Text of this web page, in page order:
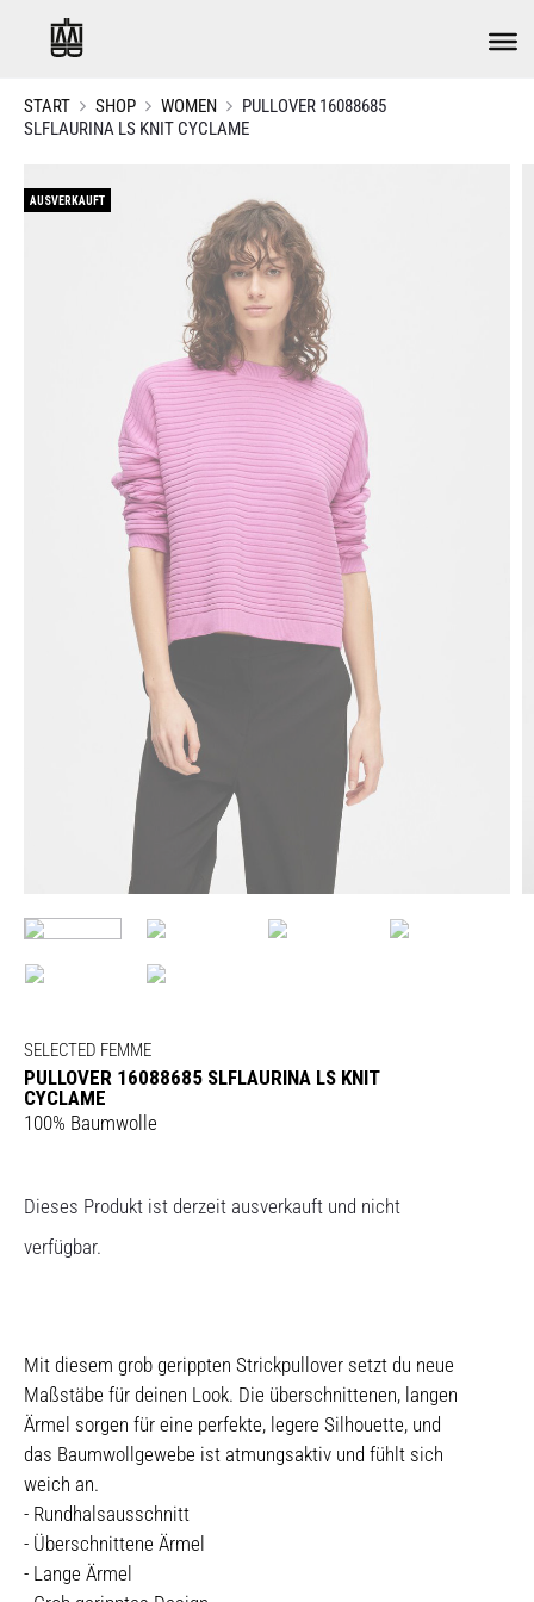
START SHOP WOMEN
PULLOVER 16088685
SLFLAURINA LS KNIT CYCLAME
AUSVERKAUFT
SELECTED FEMME
PULLOVER 16088685 SLFLAURINA LS KNIT
CYCLAME
100% Baumwolle
Dieses Produkt ist derzeit ausverkauft und nicht
verfügbar.
Mit diesem grob gerippten Strickpullover setzt du neue
Maßstäbe für deinen Look. Die überschnittenen, langen
Ärmel sorgen für eine perfekte, legere Silhouette, und
das Baumwollgewebe ist atmungsaktiv und fühlt sich
weich an.
- Rundhalsausschnitt
- Überschnittene Ärmel
- Lange Ärmel